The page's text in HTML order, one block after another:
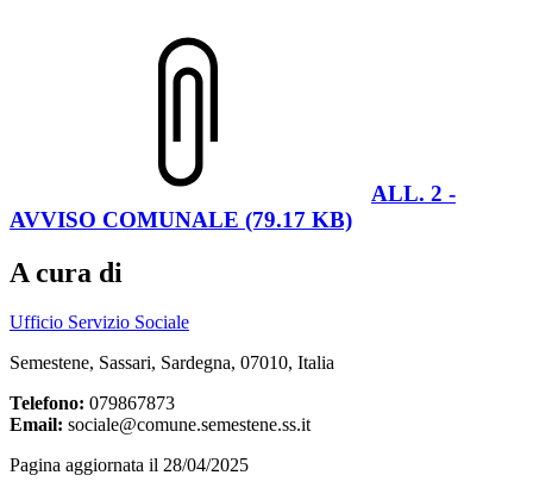
ALL. 2 -
AVVISO COMUNALE (79.17 KB)
A cura di
Ufficio Servizio Sociale
Semestene, Sassari, Sardegna, 07010, Italia
Telefono: 079867873
Email: sociale@comune.semestene.ss.it
Pagina aggiornata il 28/04/2025